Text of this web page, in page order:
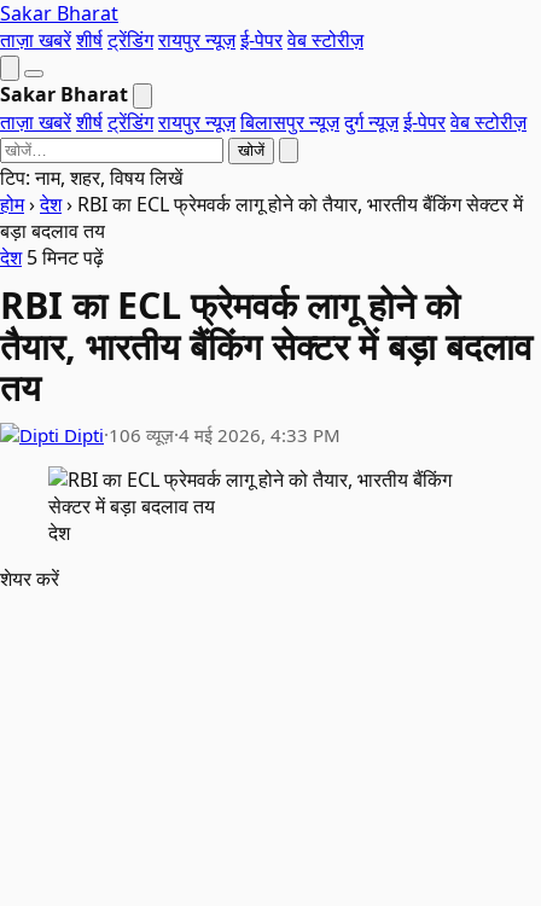
Sakar Bharat
ताज़ा खबरेंशीर्षट्रेंडिंगरायपुर न्यूज़ई-पेपरवेब स्टोरीज़
Sakar Bharat
ताज़ा खबरेंशीर्षट्रेंडिंगरायपुर न्यूज़बिलासपुर न्यूज़दुर्ग न्यूज़ई-पेपरवेब स्टोरीज़
खोजें
टिप: नाम, शहर, विषय लिखें
होम›देश› RBI का ECL फ्रेमवर्क लागू होने को तैयार, भारतीय बैंकिंग सेक्टर में
बड़ा बदलाव तय
देश 5 मिनट पढ़ें
RBI का ECL फ्रेमवर्क लागू होने को
तैयार, भारतीय बैंकिंग सेक्टर में बड़ा बदलाव
तय
Dipti·106 व्यूज़·4 मई 2026, 4:33 PM
देश
शेयर करें